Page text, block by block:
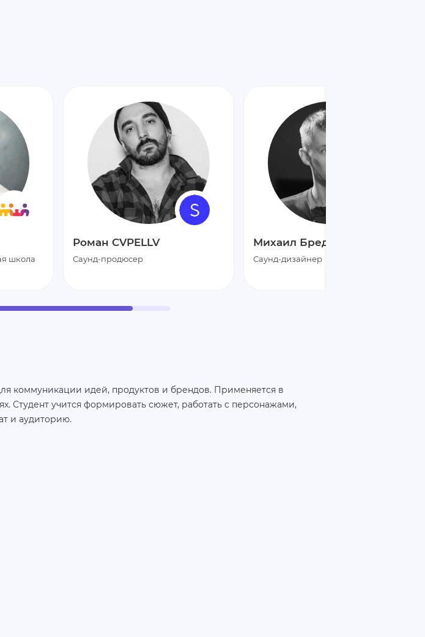
школа
Роман CVPELLV
Саунд-продюсер
Михаил Бредихин
Саунд-дизайнер
коммуникации идей, продуктов и брендов. Применяется в
Студент учится формировать сюжет, работать с персонажами,
и аудиторию.